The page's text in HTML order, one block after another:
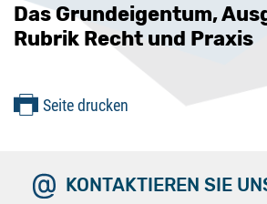
Das Grundeigentum,
Rubrik Recht und Praxis
Seite drucken
KONTAKTIEREN SIE